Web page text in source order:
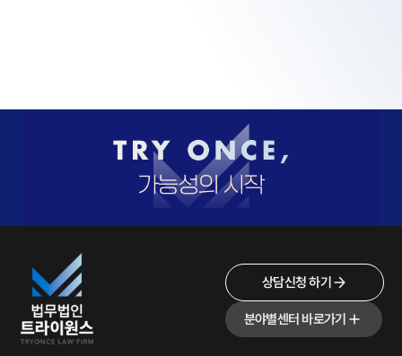
상담신청 하기
분야별센터 바로가기